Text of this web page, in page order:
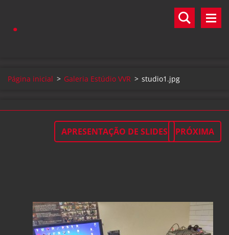
.
Página inicial > Galeria Estúdio VVR > studio1.jpg
APRESENTAÇÃO DE SLIDES PRÓXIMA